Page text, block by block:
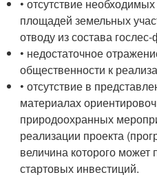
• отсутствие
площадей земельных
отводу из состава
• недостаточное
общественности к
• отсутствие в
материалах
природоохранных
реализации проекта
величина которого может
стартовых инвестиций.